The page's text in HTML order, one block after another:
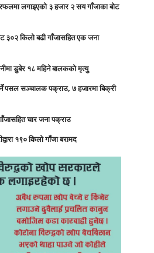
लगाइएको ३ हजार २ सय गाँजाका बोट
३०२ किलो बढी गाँजासहित एक जना
डुबेर १८ महिने बालकको मृत्यु
पसल सञ्चालक पक्राउ, ७ हजारमा बिक्री
चार जना पक्राउ
१९० किलो गाँजा बरामद